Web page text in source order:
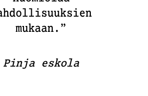
mukaan.”
Pinja eskola